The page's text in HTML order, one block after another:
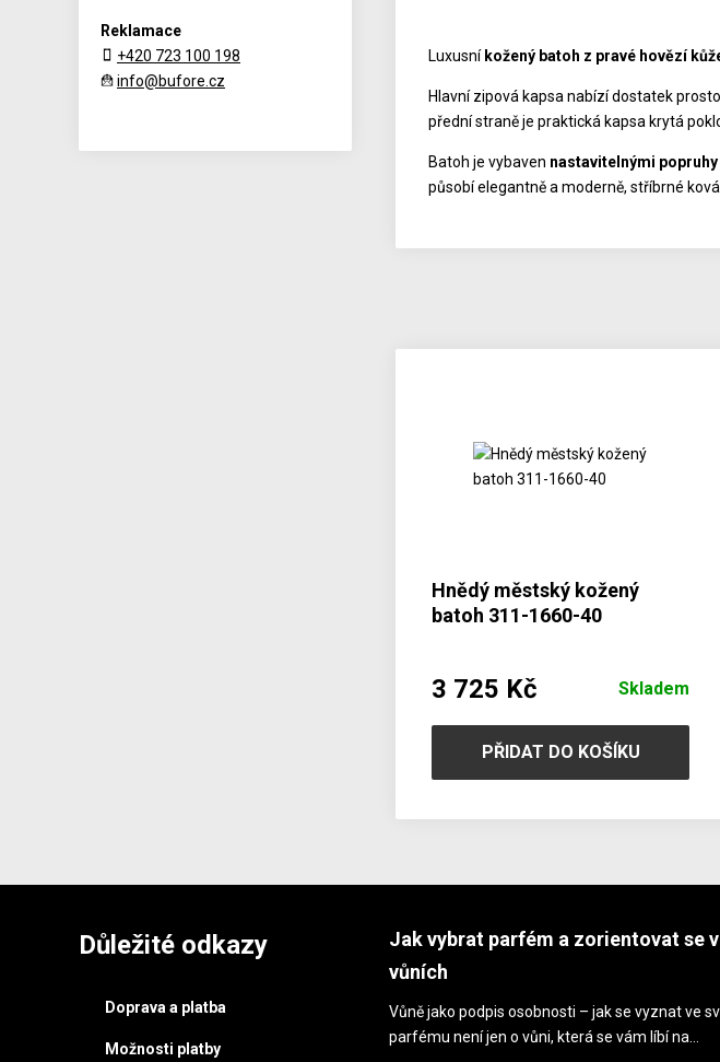
Luxusní kožený batoh z pravé hovězí
Hlavní zipová kapsa nabízí dostatek
přední straně je praktická kapsa krytá
Batoh je vybaven nastavitelnými popruhy
působí elegantně a moderně, stříbrné
Hnědý městský kožený
batoh 311-1660-40
3 725 Kč Skladem
PŘIDAT DO KOŠÍKU
Reklamace
+420 723 100 198
info@bufore.cz
Důležité odkazy
Doprava a platba
Možnosti platby
Jak vybrat parfém a zorientovat se
vůních
Vůně jako podpis osobnosti – jak se vyznat ve
parfému není jen o vůni, která se vám líbí na…